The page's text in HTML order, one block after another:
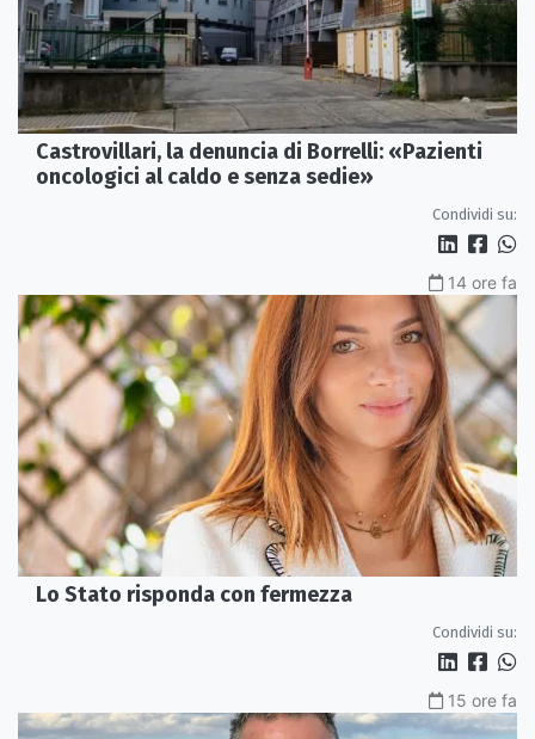
Castrovillari, la denuncia di Borrelli: «Pazienti
oncologici al caldo e senza sedie»
Condividi su:
14 ore fa
Lo Stato risponda con fermezza
Condividi su:
15 ore fa